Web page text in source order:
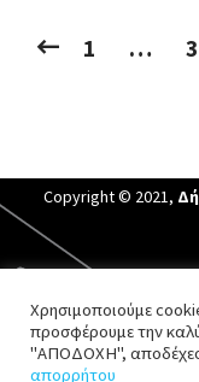
1 … 3
Copyright © 2021,
Χρησιμοποιούμε
προσφέρουμε την
"ΑΠΟΔΟΧΗ",
απορρήτου